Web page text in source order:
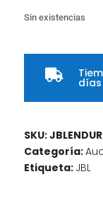
Sin existencias

SKU:
Categoría:
Etiqueta: JBL